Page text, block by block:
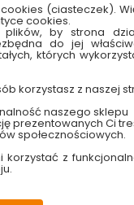
z włókna
(ciasteczek).
cookies.
by strona
do jej
których
korzystasz z naszej
naszego sklepu
prezentowanych Ci
społecznościowych.
korzystać z